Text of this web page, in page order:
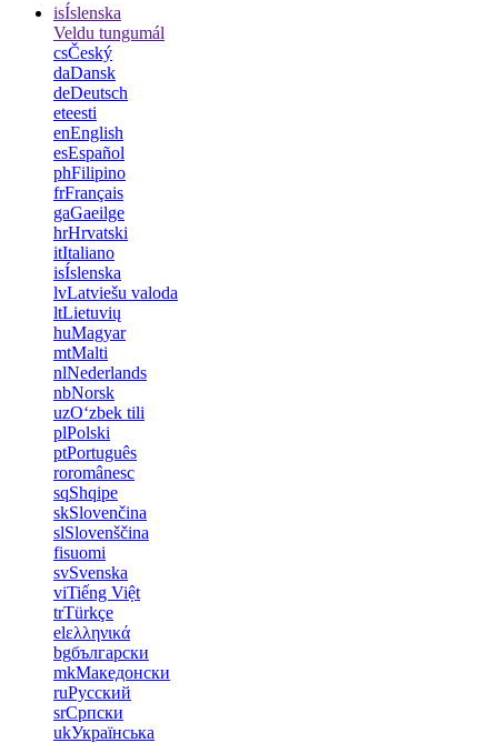
isÍslenska
Veldu tungumál
csČeský
daDansk
deDeutsch
eteesti
enEnglish
esEspañol
phFilipino
frFrançais
gaGaeilge
hrHrvatski
itItaliano
isÍslenska
lvLatviešu valoda
ltLietuvių
huMagyar
mtMalti
nlNederlands
nbNorsk
uzOʻzbek tili
plPolski
ptPortuguês
roromânesc
sqShqipe
skSlovenčina
slSlovenščina
fisuomi
svSvenska
viTiếng Việt
trTürkçe
elελληνικά
bgбългарски
mkМакедонски
ruРусский
srСрпски
ukУкраїнська